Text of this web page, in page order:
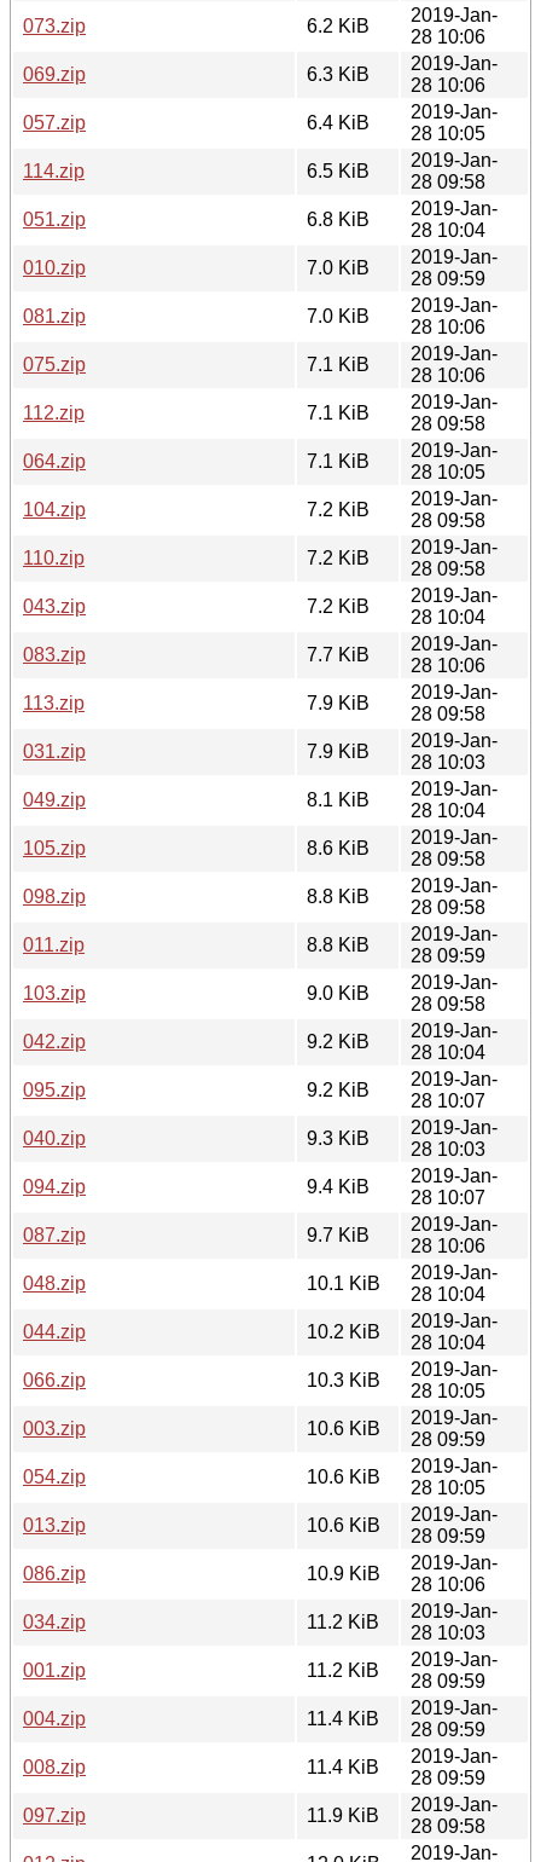
073.zip
6.2 KiB
2019-Jan-
28 10:06
069.zip
6.3 KiB
2019-Jan-
28 10:06
057.zip
6.4 KiB
2019-Jan-
28 10:05
114.zip
6.5 KiB
2019-Jan-
28 09:58
051.zip
6.8 KiB
2019-Jan-
28 10:04
010.zip
7.0 KiB
2019-Jan-
28 09:59
081.zip
7.0 KiB
2019-Jan-
28 10:06
075.zip
7.1 KiB
2019-Jan-
28 10:06
112.zip
7.1 KiB
2019-Jan-
28 09:58
064.zip
7.1 KiB
2019-Jan-
28 10:05
104.zip
7.2 KiB
2019-Jan-
28 09:58
110.zip
7.2 KiB
2019-Jan-
28 09:58
043.zip
7.2 KiB
2019-Jan-
28 10:04
083.zip
7.7 KiB
2019-Jan-
28 10:06
113.zip
7.9 KiB
2019-Jan-
28 09:58
031.zip
7.9 KiB
2019-Jan-
28 10:03
049.zip
8.1 KiB
2019-Jan-
28 10:04
105.zip
8.6 KiB
2019-Jan-
28 09:58
098.zip
8.8 KiB
2019-Jan-
28 09:58
011.zip
8.8 KiB
2019-Jan-
28 09:59
103.zip
9.0 KiB
2019-Jan-
28 09:58
042.zip
9.2 KiB
2019-Jan-
28 10:04
095.zip
9.2 KiB
2019-Jan-
28 10:07
040.zip
9.3 KiB
2019-Jan-
28 10:03
094.zip
9.4 KiB
2019-Jan-
28 10:07
087.zip
9.7 KiB
2019-Jan-
28 10:06
048.zip
10.1 KiB
2019-Jan-
28 10:04
044.zip
10.2 KiB
2019-Jan-
28 10:04
066.zip
10.3 KiB
2019-Jan-
28 10:05
003.zip
10.6 KiB
2019-Jan-
28 09:59
054.zip
10.6 KiB
2019-Jan-
28 10:05
013.zip
10.6 KiB
2019-Jan-
28 09:59
086.zip
10.9 KiB
2019-Jan-
28 10:06
034.zip
11.2 KiB
2019-Jan-
28 10:03
001.zip
11.2 KiB
2019-Jan-
28 09:59
004.zip
11.4 KiB
2019-Jan-
28 09:59
008.zip
11.4 KiB
2019-Jan-
28 09:59
097.zip
11.9 KiB
2019-Jan-
28 09:58
2019-Jan-